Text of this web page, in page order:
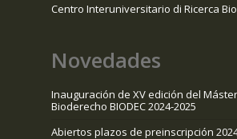
Centro Interuniversitario di Ricerca
Novedades
Inauguración de XV edición del
Bioderecho BIODEC 2024-2025
Abiertos plazos de preinscripción